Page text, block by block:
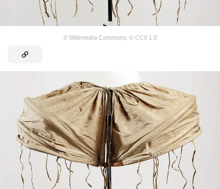
© Wikimedia Commons, © CC0 1.0